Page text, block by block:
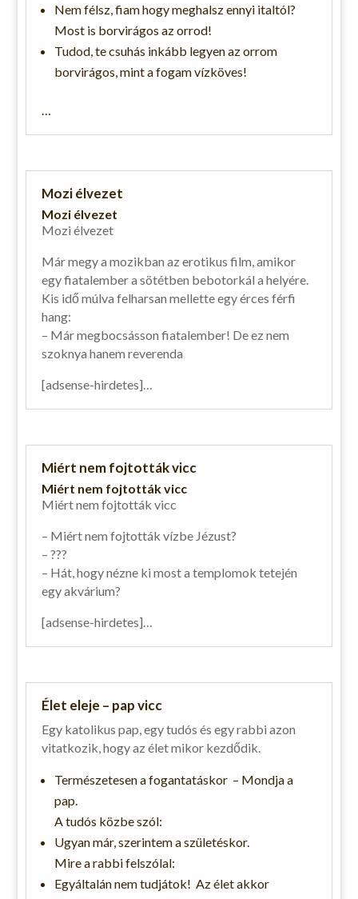
Nem félsz, fiam hogy meghalsz ennyi italtól?
Most is borvirágos az orrod!
Tudod, te csuhás inkább legyen az orrom
borvirágos, mint a fogam vízköves!
…
Mozi élvezet
Mozi élvezet
Mozi élvezet
Már megy a mozikban az erotikus film, amikor
egy fiatalember a sötétben bebotorkál a helyére.
Kis idő múlva felharsan mellette egy érces férfi
hang:
– Már megbocsásson fiatalember! De ez nem
szoknya hanem reverenda
[adsense-hirdetes]…
Miért nem fojtották vicc
Miért nem fojtották vicc
Miért nem fojtották vicc
– Miért nem fojtották vízbe Jézust?
– ???
– Hát, hogy nézne ki most a templomok tetején
egy akvárium?
[adsense-hirdetes]…
Élet eleje – pap vicc
Egy katolikus pap, egy tudós és egy rabbi azon
vitatkozik, hogy az élet mikor kezdődik.
Természetesen a fogantatáskor – Mondja a
pap.
A tudós közbe szól:
Ugyan már, szerintem a születéskor.
Mire a rabbi felszólal:
Egyáltalán nem tudjátok! Az élet akkor